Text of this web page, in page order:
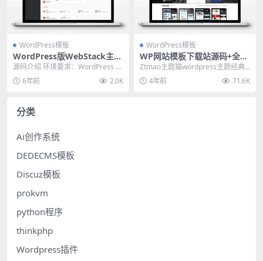
WordPress模板
WordPress版WebStack主题
设计师网址导航主题模板_源码
下载
源码介绍 环境要求：WordPress 4.
4+ WordPress 伪静态 P...
6年前 2.0K
WordPress模板
WP网站模板下载站源码+全局
SEO功能设定 WordPress主
题猫模板
Ztmao主题猫wordpress主题经典
失传版/WP网站模板站源码+全局SE
O...4年前 71.6K
分类
Ai创作系统
DEDECMS模板
Discuz模板
prokvm
python程序
thinkphp
Wordpress插件